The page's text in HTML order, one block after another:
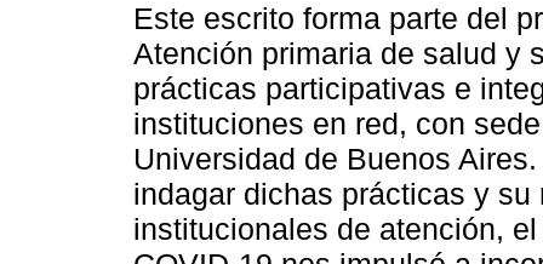
Este escrito forma parte del
Atención primaria de salud y
prácticas participativas e
instituciones en red, con
Universidad de Buenos
indagar dichas prácticas y
institucionales de atención,